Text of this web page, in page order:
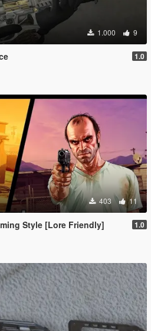
1.000 9
1.0
403 11
Style [Lore Friendly] 1.0